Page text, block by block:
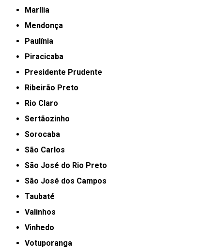
Marília
Mendonça
Paulínia
Piracicaba
Presidente Prudente
Ribeirão Preto
Rio Claro
Sertãozinho
Sorocaba
São Carlos
São José do Rio Preto
São José dos Campos
Taubaté
Valinhos
Vinhedo
Votuporanga